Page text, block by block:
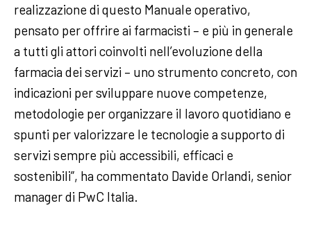
realizzazione di questo Manuale operativo,
pensato per offrire ai farmacisti – e più in generale
a tutti gli attori coinvolti nell’evoluzione della
farmacia dei servizi – uno strumento concreto, con
indicazioni per sviluppare nuove competenze,
metodologie per organizzare il lavoro quotidiano e
spunti per valorizzare le tecnologie a supporto di
servizi sempre più accessibili, efficaci e
sostenibili”, ha commentato Davide Orlandi, senior
manager di PwC Italia.